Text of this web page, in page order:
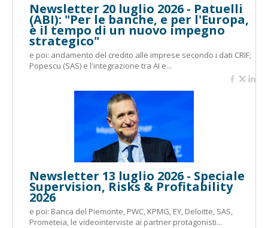
Newsletter 20 luglio 2026 - Patuelli
(ABI): "Per le banche, e per l'Europa,
è il tempo di un nuovo impegno
strategico"
e poi: andamento del credito alle imprese secondo i dati CRIF;
Popescu (SAS) e l'integrazione tra AI e...
Newsletter 13 luglio 2026 - Speciale
Supervision, Risks & Profitability
2026
e poi: Banca del Piemonte, PWC, KPMG, EY, Deloitte, SAS,
Prometeia, le videointerviste ai partner protagonisti...